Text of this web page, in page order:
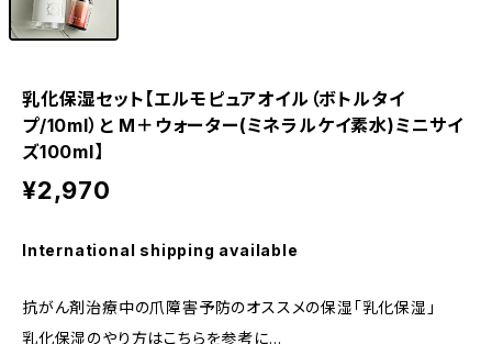
乳化保湿セット【エルモピュアオイル（ボトルタイ
プ/10ml）と M＋ウォーター(ミネラルケイ素水)ミニサイ
ズ100ml】
¥2,970
International shipping available
抗がん剤治療中の爪障害予防のオススメの保湿「乳化保湿」
乳化保湿のやり方はこちらを参考に…